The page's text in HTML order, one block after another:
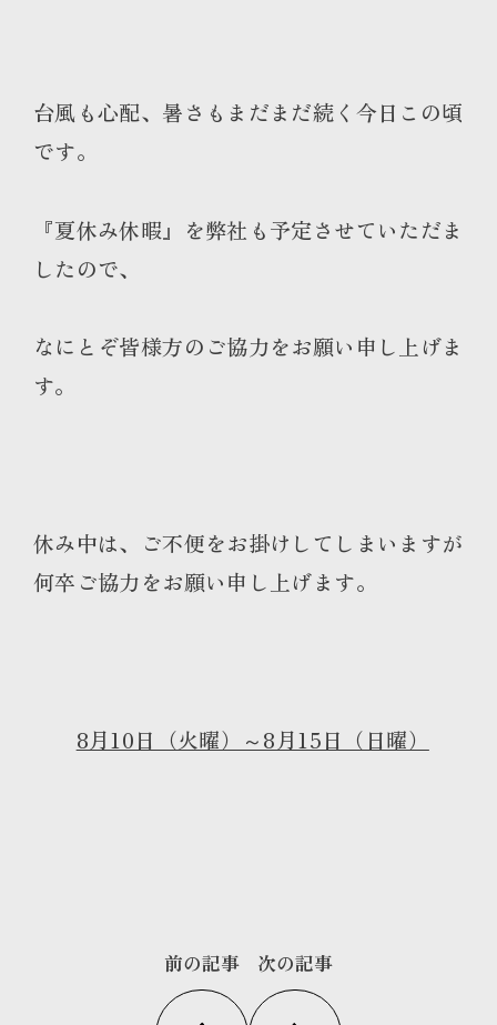
台風も心配、暑さもまだまだ続く今日この頃
です。
『夏休み休暇』を弊社も予定させていただま
したので、
なにとぞ皆様方のご協力をお願い申し上げま
す。
休み中は、ご不便をお掛けしてしまいますが
何卒ご協力をお願い申し上げます。
8月10日（火曜）～8月15日（日曜）
前の記事 次の記事